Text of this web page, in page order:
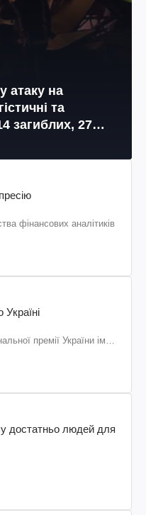
атаку на
та
загиблих, 27
фінансових аналітиків
премії України ім.
достатньо людей для